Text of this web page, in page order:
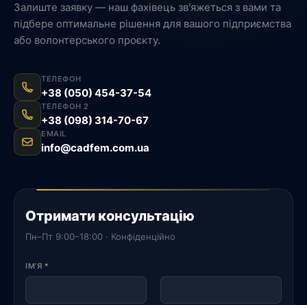
Залиште заявку — наш фахівець зв'яжеться з вами та
підбере оптимальне рішення для вашого підприємства
або волонтерського проєкту.
ТЕЛЕФОН
+38 (050) 454-37-54
ТЕЛЕФОН 2
+38 (098) 314-70-67
EMAIL
info@cadfem.com.ua
Отримати консультацію
Пн–Пт 9:00–18:00 · Конфіденційно
ІМ’Я *